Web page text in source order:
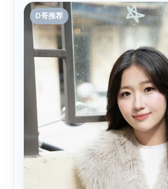
D哥推荐